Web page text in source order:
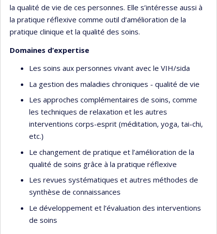
la qualité de vie de ces personnes. Elle s’intéresse aussi à
la pratique réflexive comme outil d’amélioration de la
pratique clinique et la qualité des soins.
Domaines d’expertise
Les soins aux personnes vivant avec le VIH/sida
La gestion des maladies chroniques - qualité de vie
Les approches complémentaires de soins, comme
les techniques de relaxation et les autres
interventions corps-esprit (méditation, yoga, tai-chi,
etc.)
Le changement de pratique et l’amélioration de la
qualité de soins grâce à la pratique réflexive
Les revues systématiques et autres méthodes de
synthèse de connaissances
Le développement et l’évaluation des interventions
de soins